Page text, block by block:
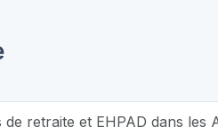
de retraite et EHPAD dans les